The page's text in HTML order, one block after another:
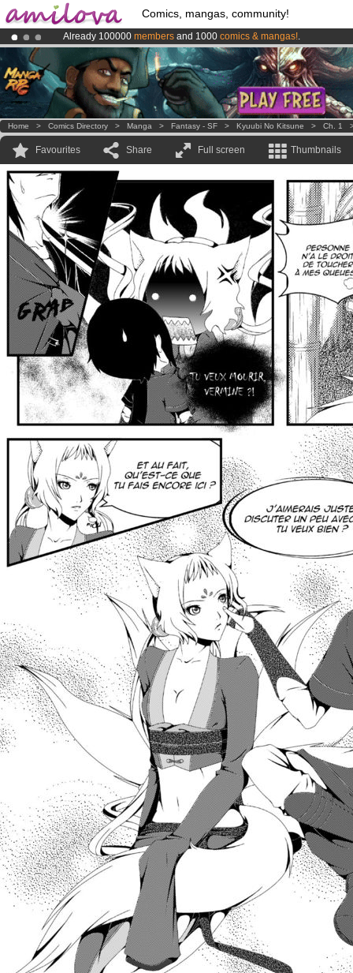
Comics, mangas, community!
Already 100000 members and 1000 comics & mangas!.
AmilovaKickstarter is now LIVE!.
Premium membership from3.95 euros per month !Get membership
Home > Comics Directory > Manga > Fantasy - SF > Kyuubi No Kitsune > Ch. 1
Favourites Share Full screen Thumbnails